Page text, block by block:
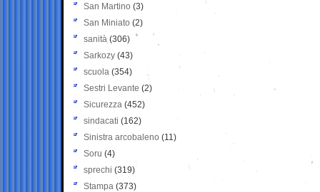
San Martino (3)
San Miniato (2)
sanità (306)
Sarkozy (43)
scuola (354)
Sestri Levante (2)
Sicurezza (452)
sindacati (162)
Sinistra arcobaleno (11)
Soru (4)
sprechi (319)
Stampa (373)